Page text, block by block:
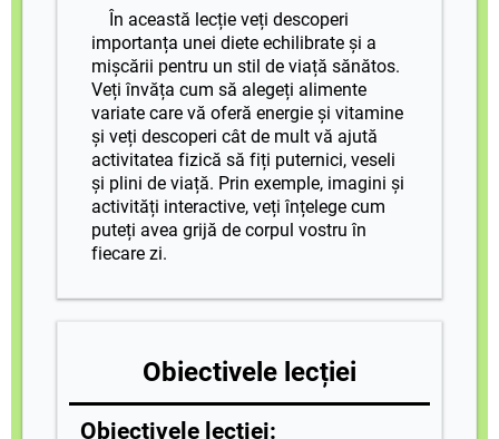
În această lecție veți descoperi
importanța unei diete echilibrate și a
mișcării pentru un stil de viață sănătos.
Veți învăța cum să alegeți alimente
variate care vă oferă energie și vitamine
și veți descoperi cât de mult vă ajută
activitatea fizică să fiți puternici, veseli
și plini de viață. Prin exemple, imagini și
activități interactive, veți înțelege cum
puteți avea grijă de corpul vostru în
fiecare zi.
Obiectivele lecției
Obiectivele lecției: